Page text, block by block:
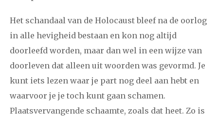
Het schandaal van de Holocaust bleef na de oorlog
in alle hevigheid bestaan en kon nog altijd
doorleefd worden, maar dan wel in een wijze van
doorleven dat alleen uit woorden was gevormd. Je
kunt iets lezen waar je part nog deel aan hebt en
waarvoor je je toch kunt gaan schamen.
Plaatsvervangende schaamte, zoals dat heet. Zo is